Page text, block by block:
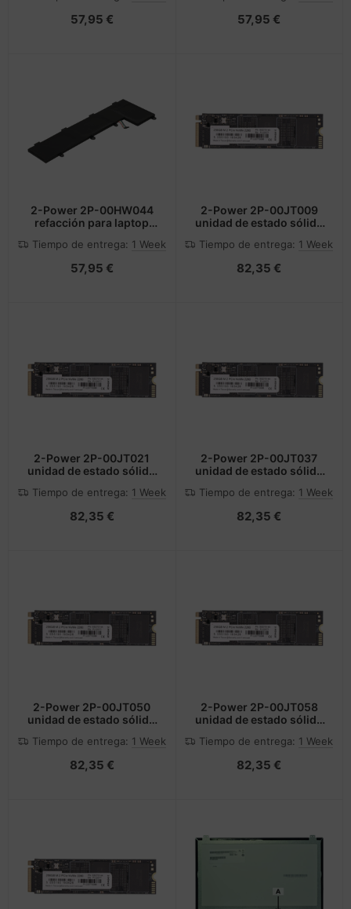
57,95 € 57,95 €
2-Power 2P-00HW044
refacción para laptop
Tiempo de entrega: 1 Week
57,95 €
2-Power 2P-00JT009
unidad de estado sólido
3.0 NVMe
Tiempo de entrega: 1 Week
82,35 €
2-Power 2P-00JT021
unidad de estado sólido
3.0 NVMe
Tiempo de entrega: 1 Week
82,35 €
2-Power 2P-00JT037
unidad de estado sólido
3.0 NVMe
Tiempo de entrega: 1 Week
82,35 €
2-Power 2P-00JT050
unidad de estado sólido
3.0 NVMe
Tiempo de entrega: 1 Week
82,35 €
2-Power 2P-00JT058
unidad de estado sólido
3.0 NVMe
Tiempo de entrega: 1 Week
82,35 €